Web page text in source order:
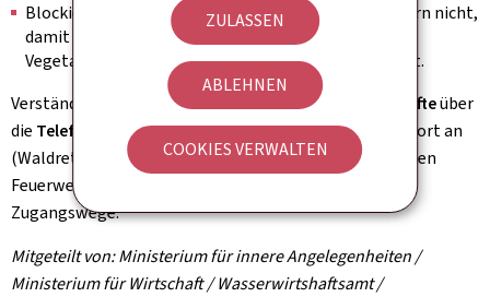
ZULASSEN
ABLEHNEN
COOKIES VERWALTEN
Blockieren Sie den Zugang zu Waldwegen oder Feldern nicht,
damit der Zugang für die Feuerwehr im Falle eines
Vegetations- oder Waldbrandes gewährleistet bleibt.
Verständigen Sie
im Brandfall schnell die Rettungskräfteüber
die Telefonnummer 112, geben Sie den genauen Standort an
(Waldrettungspunkt, falls vorhanden) und zeigen Sie den
Feuerwehrleuten bei deren Ankunft am Einsatzort die
Zugangswege.
Mitgeteilt von: Ministerium für innere Angelegenheiten /
Ministerium für Wirtschaft / Wasserwirtshaftsamt /